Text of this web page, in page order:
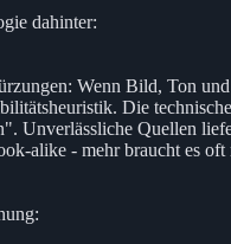
dahinter:
Wenn Bild, Ton
Die
Unverlässliche Quellen
alike - mehr braucht es oft